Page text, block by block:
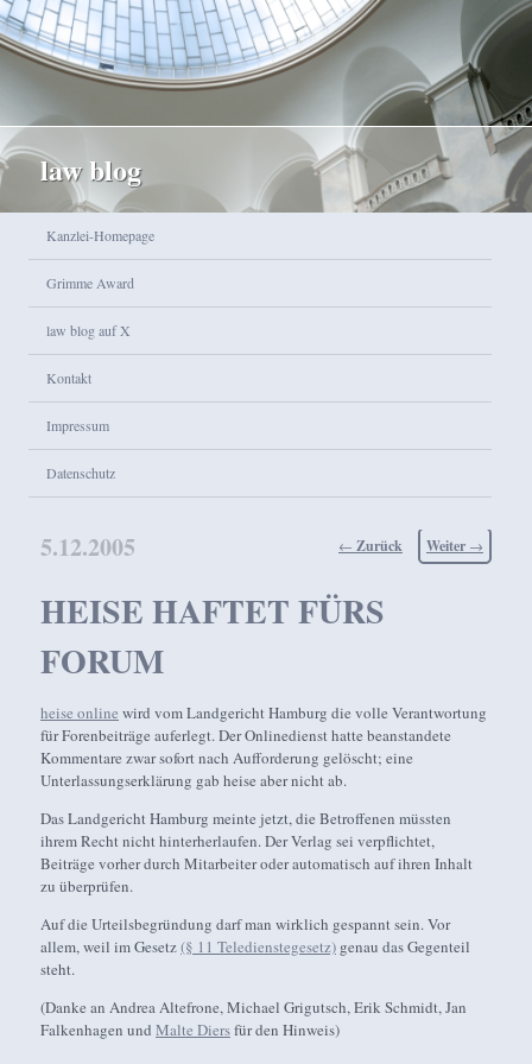
law blog
Zum Inhalt wechseln
Zum sekundären Inhalt wechseln
Kanzlei-Homepage
Grimme Award
law blog auf X
Kontakt
Impressum
Datenschutz
Beitragsnavigation
← Zurück Weiter →
HEISE HAFTET FÜRS
FORUM
5.12.2005
heise online wird vom Landgericht Hamburg die volle Verantwortung
für Forenbeiträge auferlegt. Der Onlinedienst hatte beanstandete
Kommentare zwar sofort nach Aufforderung gelöscht; eine
Unterlassungserklärung gab heise aber nicht ab.
Das Landgericht Hamburg meinte jetzt, die Betroffenen müssten
ihrem Recht nicht hinterherlaufen. Der Verlag sei verpflichtet,
Beiträge vorher durch Mitarbeiter oder automatisch auf ihren Inhalt
zu überprüfen.
Auf die Urteilsbegründung darf man wirklich gespannt sein. Vor
allem, weil im Gesetz(§ 11 Teledienstegesetz) genau das Gegenteil
steht.
(Danke an Andrea Altefrone, Michael Grigutsch, Erik Schmidt, Jan
Falkenhagen undMalte Diersfür den Hinweis)